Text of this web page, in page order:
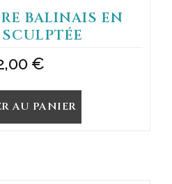
BALINAIS EN
€
AU PANIER